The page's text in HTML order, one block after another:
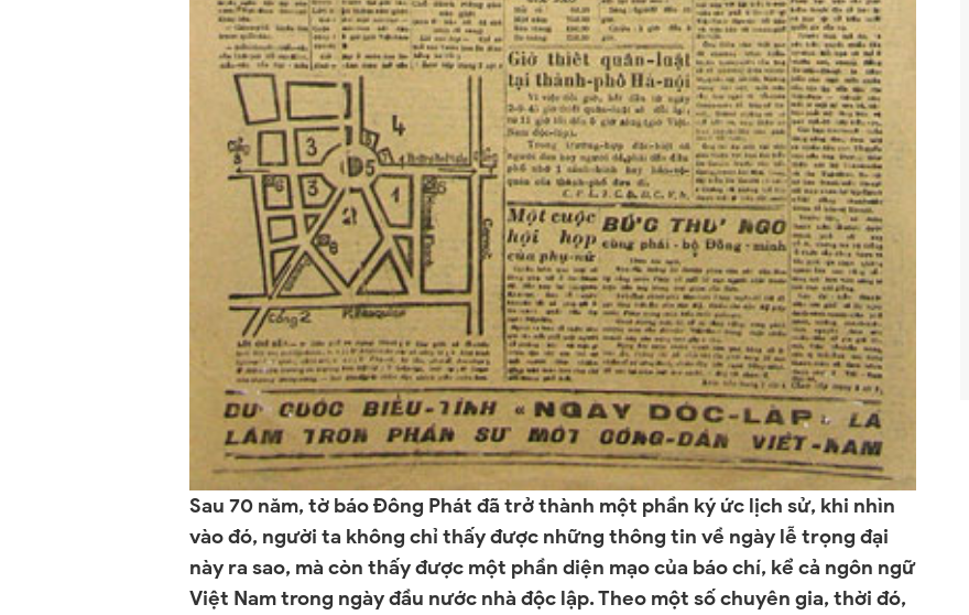
Sau 70 năm, tờ báo Đông Phát đã trở thành một phần ký ức lịch sử, khi nhìn
vào đó, người ta không chỉ thấy được những thông tin về ngày lễ trọng đại
này ra sao, mà còn thấy được một phần diện mạo của báo chí, kể cả ngôn ngữ
Việt Nam trong ngày đầu nước nhà độc lập. Theo một số chuyên gia, thời đó,